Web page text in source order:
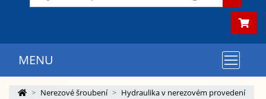
MENU
Nerezové šroubení Hydraulika v nerezovém provedení